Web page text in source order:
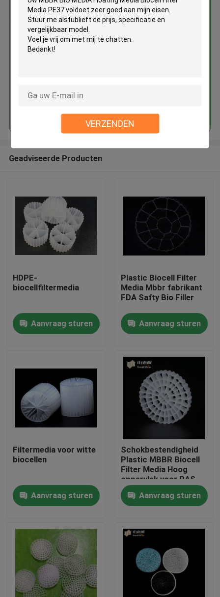
VERZENDEN
Huis
Fabrieksreis
bloggen
Verzoek om een Citaat
MBBR-filtermedia
De biomedia van MBBR
Krijg de beste prijs voor
MBBR BIO MEDIA Floating Media
Biocell Filter Media PE37
Geadviseerde Producten
HDPE-
biocellfiltermedia
Aanvraag sturen
Plastic Biocell Filter
Media Mbbr fabrikant
FDA Safty Bio Filler
Aanvraag sturen
Filtermedia voor witte
biocellen
Aanvraag sturen
Schokbestendigheid
Plastic MBBR Biocell
Filter Media Hoog
oppervlak voor RAS
Aanvraag sturen